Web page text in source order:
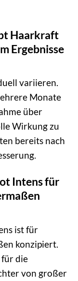
Haarkraft
Ergebnisse
variieren.
Monate
über
Wirkung zu
bereits nach
Intens für
ist für
konzipiert.
die
von großer